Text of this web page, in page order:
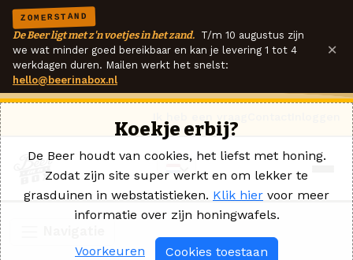
ZOMERSTAND
De Beer ligt met z'n voetjes in het zand. T/m 10 augustus zijn
we wat minder goed bereikbaar en kan je levering 1 tot 4
werkdagen duren. Mailen werkt het snelst:
hello@beerinabox.nl
×
Koekje erbij?
De Beer houdt van cookies, het liefst met honing.
Zodat zijn site super werkt en om lekker te
grasduinen in webstatistieken. Klik hier voor meer
informatie over zijn honingwafels.
Voorkeuren Cookies toestaan